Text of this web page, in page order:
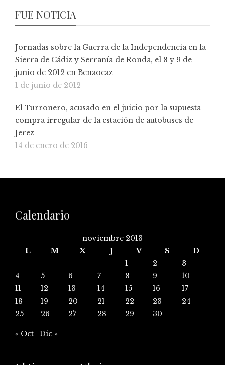
FUE NOTICIA
Jornadas sobre la Guerra de la Independencia en la
Sierra de Cádiz y Serranía de Ronda, el 8 y 9 de
junio de 2012 en Benaocaz
1 de junio de 2012
El Turronero, acusado en el juicio por la supuesta
compra irregular de la estación de autobuses de
Jerez
14 de enero de 2016
Calendario
noviembre 2013
L
M X J V S
D
1
2
3
4
5 6 7 8 9
10
11
12 13 14 15 16
17
18
19 20 21 22 23
24
25
26 27 28 29 30
« Oct Dic »